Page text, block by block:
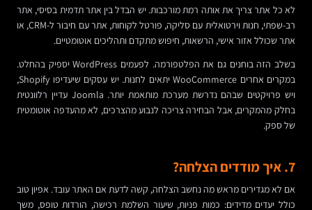
לא כל אתר צריך את אותה רמת מורכבות. יש הבדל בין אתר תדמית בסיסי, אתר
רב-שפתי, חנות וירטואלית עם סליקה, פורטל לקוחות, אתר עם חיבור ל-CRM, או
אתר שכולל אזור אישי, הרשאות, חיפוש מתקדם ותהליכים אוטומטיים.
בשלב הזה בוחנים גם את הפלטפורמה. לפעמים WordPress יספיק בהחלט.
במקרים אחרים WooCommerce יתאים לחנות. יש עסקים שיעדיפו Shopify,
ויש פרויקטים שבהם נדרשת מערכת מותאמת יותר. Joomla עדיין רלוונטית
בחלק מהמקרים, אבל הבחירה צריכה לנבוע מהצרכים, לא מהעדפה אוטומטית
של ספק.
7. איך מודדים הצלחה?
אם לא מגדירים מראש מה נחשב הצלחה, קשה לדעת אם האתר עובד. אפיון טוב
כולל יעדים מדידים: כמות פניות, שיעור השלמת רכישה, הורדות טופס, משך